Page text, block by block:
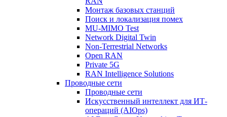
Монтаж базовых станций
Поиск и локализация помех
MU-MIMO Test
Network Digital Twin
Non-Terrestrial Networks
Open RAN
Private 5G
RAN Intelligence Solutions
Проводные сети
Проводные сети
Искусственный интеллект для ИТ-
операций (AIOps)